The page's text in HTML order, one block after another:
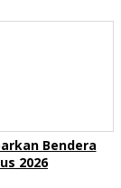
Bendera
2026